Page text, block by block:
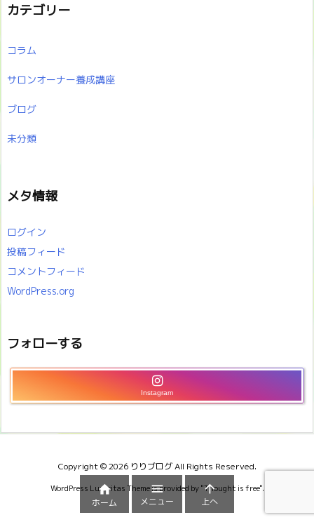
カテゴリー
コラム
サロンオーナー養成講座
ブログ
未分類
メタ情報
ログイン
投稿フィード
コメントフィード
WordPress.org
フォローする
Instagram
Copyright ©2026 りりブログAll Rights Reserved.
WordPress Luxeritas Theme is provided by "Thought is free".

ホーム

メニュー

上へ